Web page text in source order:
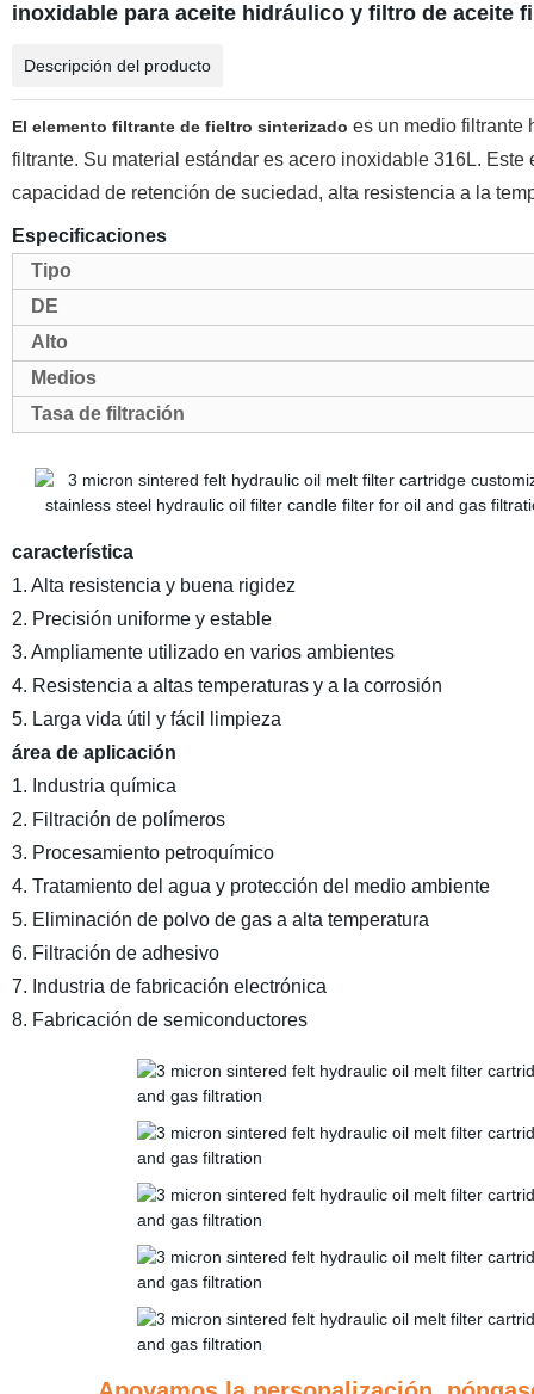
inoxidable para aceite hidráulico y filtro de aceite
Descripción del producto
El elemento filtrante de fieltro sinterizado es un medio filtrante
filtrante. Su material estándar es acero inoxidable 316L.
capacidad de retención de suciedad, alta resistencia a la
Especificaciones
Tipo
DE
Alto
Medios
Tasa de filtración
característica
1. Alta resistencia y buena rigidez
2. Precisión uniforme y estable
3. Ampliamente utilizado en varios ambientes
4. Resistencia a altas temperaturas y a la corrosión
5. Larga vida útil y fácil limpieza
área de aplicación
1. Industria química
2. Filtración de polímeros
3. Procesamiento petroquímico
4. Tratamiento del agua y protección del medio ambiente
5. Eliminación de polvo de gas a alta temperatura
6. Filtración de adhesivo
7. Industria de fabricación electrónica
8. Fabricación de semiconductores